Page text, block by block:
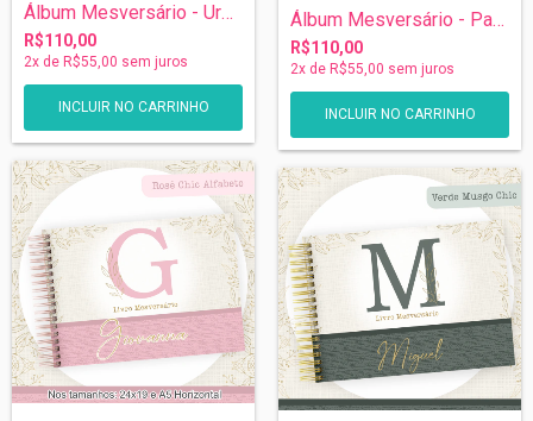
Álbum Mesversário - Ursinho Aviador
R$110,00
2x de R$55,00 sem juros
INCLUIR NO CARRINHO
Álbum Mesversário - Panda
R$110,00
2x de R$55,00 sem juros
INCLUIR NO CARRINHO